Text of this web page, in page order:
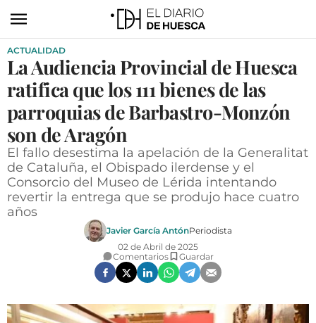
ACTUALIDAD
ECONOMÍA
TURISMO
AGROALIMENTACIÓN
DEPORTES
CULTURA
VÍDEOS
ACTUALIDAD
La Audiencia Provincial de Huesca
ratifica que los 111 bienes de las
parroquias de Barbastro-Monzón
son de Aragón
El fallo desestima la apelación de la Generalitat
de Cataluña, el Obispado ilerdense y el
Consorcio del Museo de Lérida intentando
revertir la entrega que se produjo hace cuatro
años
Javier García AntónPeriodista
02 de Abril de 2025
Comentarios
Guardar